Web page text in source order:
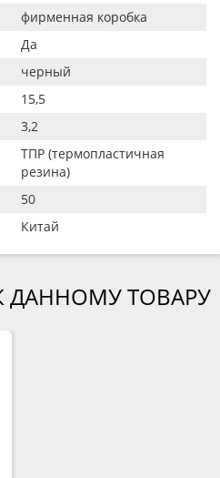
фирменная коробка
Да
черный
15,5
3,2
ТПР (термопластичная
резина)
50
Китай
ДАННОМУ ТОВАРУ